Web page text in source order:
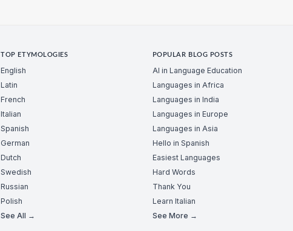
TOP ETYMOLOGIES
English
Latin
French
Italian
Spanish
German
Dutch
Swedish
Russian
Polish
See All →
POPULAR BLOG POSTS
AI in Language Education
Languages in Africa
Languages in India
Languages in Europe
Languages in Asia
Hello in Spanish
Easiest Languages
Hard Words
Thank You
Learn Italian
See More →